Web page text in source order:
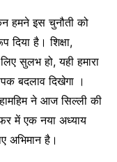
हमने इस चुनौती को
दिया है। शिक्षा,
सुलभ हो, यही हमारा
बदलाव दिखेगा ।
ने आज सिल्ली की
में एक नया अध्याय
अभिमान है।